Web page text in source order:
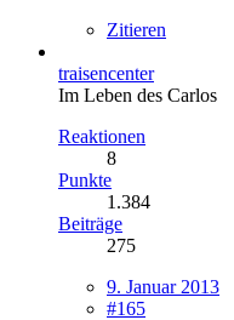
Zitieren
traisencenter
Im Leben des Carlos
Reaktionen
8
Punkte
1.384
Beiträge
275
9. Januar 2013
#165